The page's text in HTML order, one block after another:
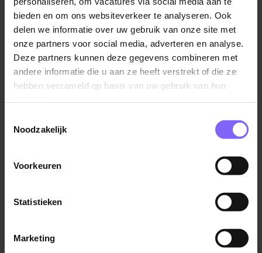
bieden en om ons websiteverkeer te analyseren. Ook
delen we informatie over uw gebruik van onze site met
onze partners voor social media, adverteren en analyse.
Deze partners kunnen deze gegevens combineren met
andere informatie die u aan ze heeft verstrekt of die ze
hebben verzameld op basis van uw gebruik van hun
Noodzakelijk
Voorkeuren
Statistieken
Marketing
Ook als flexmedewerker ben je onderdeel van een
hecht team met leuke collega’s;
Een inwerkprogramma en de nodige begeleiding
tijdens je loopbaan;
Volop mogelijkheden voor het ontwikkelen van je
persoonlijke competenties als je inhoudelijke
vakkennis;
Korte lijnen, informele sfeer en persoonlijk contact.
De sollicitatiegesprekken zullen plaatsvinden op een
Neem dan per mail contact op met Monique Nevels
Verpleegkundige Forensische
Geneeskunde
GGD Zuid Limburg
Heerlen
Zuyderland